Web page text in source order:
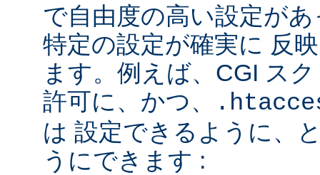
で自由度の高い設定が
特定の設定が確実に 反
ます。例えば、CGI ス
許可に、かつ、
は 設定できるように、
うにできます :